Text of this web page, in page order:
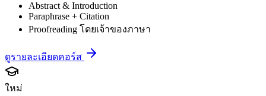
Abstract & Introduction
Paraphrase + Citation
Proofreading โดยเจ้าของภาษา
ดูรายละเอียดคอร์ส
ใหม่